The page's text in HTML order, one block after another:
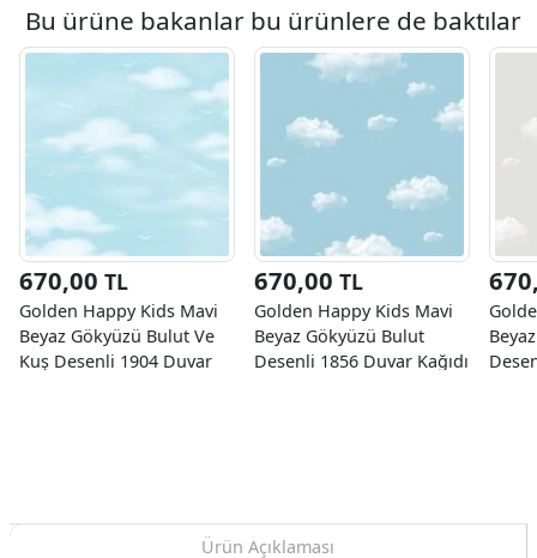
Bu ürüne bakanlar bu ürünlere de baktılar
670,00 TL
Golden Happy Kids Mavi
Beyaz Gökyüzü Bulut Ve
Kuş Desenli 1904 Duvar
670,00 TL
Golden Happy Kids Mavi
Beyaz Gökyüzü Bulut
Desenli 1856 Duvar Kağıdı
Ürün Açıklaması